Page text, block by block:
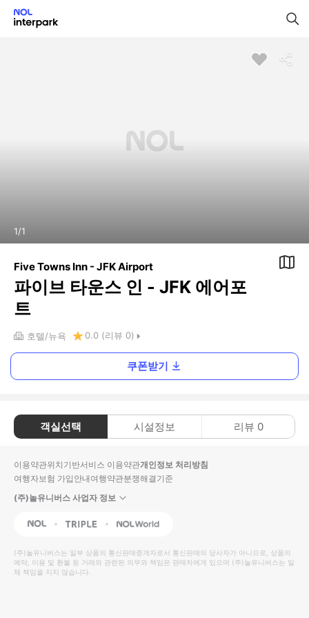
1/1
Five Towns Inn - JFK Airport
파이브 타운스 인 - JFK 에어포
트
호텔 뉴욕 0.0 (리뷰 0)
쿠폰받기
객실선택 시설정보 리뷰 0
이용약관위치기반서비스 이용약관개인정보 처리방침
여행자보험 가입안내여행약관분쟁해결기준
(주)놀유니버스 사업자 정보
NOL Triple Interpark Global
(주)놀유니버스는 일부 상품의 통신판매중개자로서 통신판매의 당사자가 아니므로, 상품의
예약, 이용 및 환불 등 거래와 관련된 의무와 책임은 판매자에게 있으며 (주)놀유니버스는 일
체 책임을 지지 않습니다.